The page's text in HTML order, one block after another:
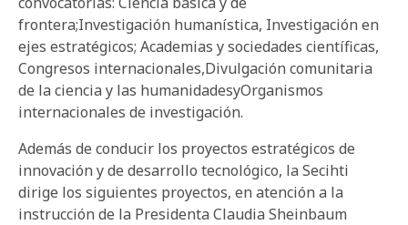
frontera;Investigación humanística, Investigación en
ejes estratégicos; Academias y sociedades científicas,
Congresos internacionales,Divulgación comunitaria
de la ciencia y las humanidadesyOrganismos
internacionales de investigación.
Además de conducir los proyectos estratégicos de
innovación y de desarrollo tecnológico, la Secihti
dirige los siguientes proyectos, en atención a la
instrucción de la Presidenta Claudia Sheinbaum